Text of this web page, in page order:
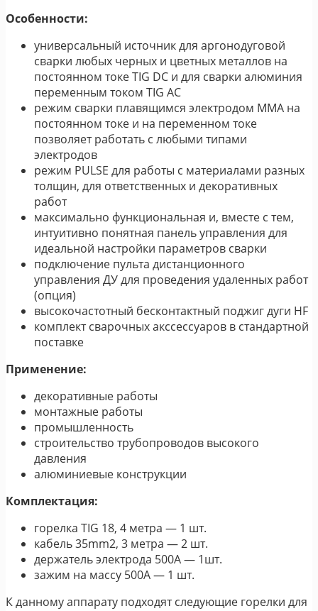
Особенности:
универсальный источник для аргонодуговой
сварки любых черных и цветных металлов на
постоянном токе TIG DC и для сварки алюминия
переменным током TIG AС
режим сварки плавящимся электродом MMA на
постоянном токе и на переменном токе
позволяет работать с любыми типами
электродов
режим PULSE для работы с материалами разных
толщин, для ответственных и декоративных
работ
максимально функциональная и, вместе с тем,
интуитивно понятная панель управления для
идеальной настройки параметров сварки
подключение пульта дистанционного
управления ДУ для проведения удаленных работ
(опция)
высокочастотный бесконтактный поджиг дуги HF
комплект сварочных акссессуаров в стандартной
поставке
Применение:
декоративные работы
монтажные работы
промышленность
строительство трубопроводов высокого
давления
алюминиевые конструкции
Комплектация:
горелка TIG 18, 4 метра — 1 шт.
кабель 35mm2, 3 метра — 2 шт.
держатель электрода 500A — 1шт.
зажим на массу 500А — 1 шт.
К данному аппарату подходят следующие горелки для